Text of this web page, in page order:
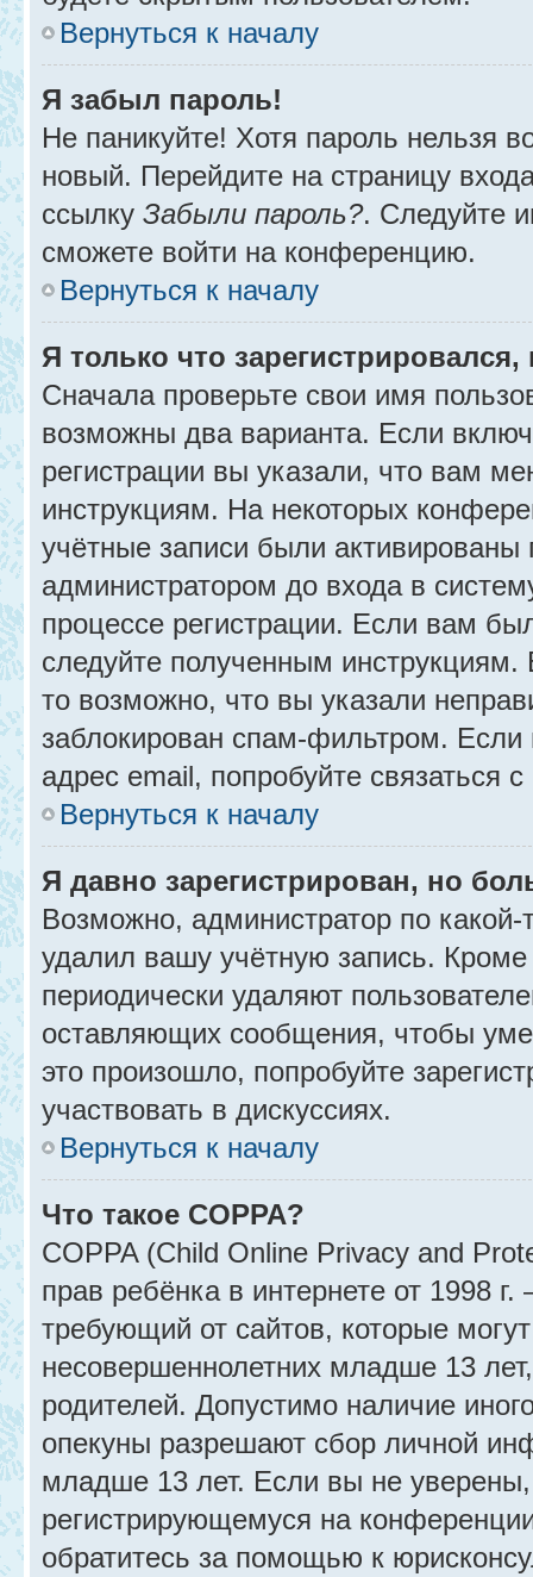
Вернуться к началу
Я забыл пароль!
Не паникуйте! Хотя пароль нельзя
новый. Перейдите на страницу
ссылку Забыли пароль?. Следуйте
сможете войти на конференцию.
Вернуться к началу
Я только что
Сначала проверьте свои имя
возможны два варианта. Если
регистрации вы указали, что вам
инструкциям. На некоторых
учётные записи были активированы
администратором до входа в
процессе регистрации. Если вам
следуйте полученным
то возможно, что вы указали
заблокирован спам-фильтром.
адрес email, попробуйте связаться
Вернуться к началу
Я давно зарегистрирован, но
Возможно, администратор по
удалил вашу учётную запись.
периодически удаляют
оставляющих сообщения, чтобы
это произошло, попробуйте
участвовать в дискуссиях.
Вернуться к началу
Что такое COPPA?
COPPA (Child Online Privacy and
прав ребёнка в интернете от 1998
требующий от сайтов, которые
несовершеннолетних младше 13
родителей. Допустимо наличие
опекуны разрешают сбор личной
младше 13 лет. Если вы не
регистрирующемуся на
обратитесь за помощью к